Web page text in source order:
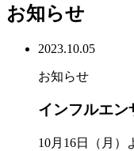
お知らせ
2023.10.05
お知らせ
インフルエン
10月16日（月）